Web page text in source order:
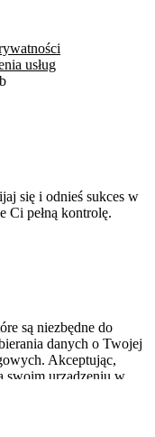
usług
się i odnieś sukces w
Ci pełną kontrolę.
są niezbędne do
danych o Twojej
Akceptując,
swoim urządzeniu w